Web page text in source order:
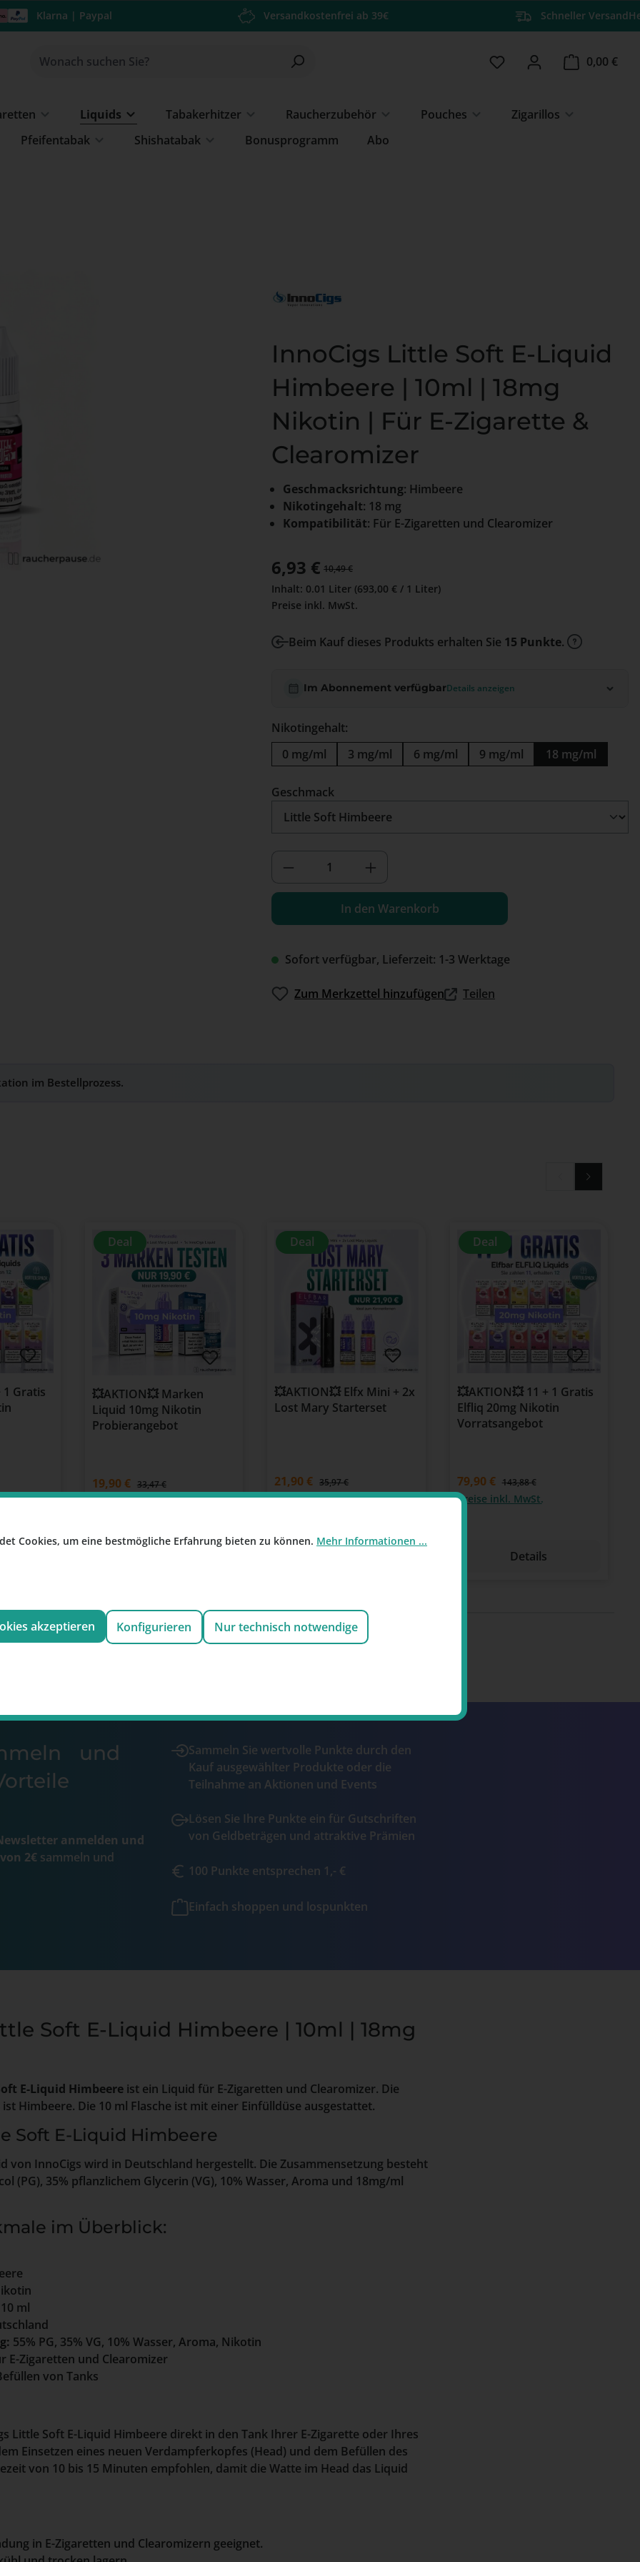
Klarna | Paypal Versandkostenfrei ab 39€ Schneller Versand
Du hast 0 Produkte auf
0,00 €
Liquids Tabakerhitzer Raucherzubehör Pouches
Zigarillos
Pfeifentabak Shishatabak Bonusprogramm Abo
InnoCigs Little Soft E-Liquid
Himbeere | 10ml | 18mg
Nikotin | Für E-Zigarette &
Clearomizer
Geschmacksrichtung: Himbeere
Nikotingehalt: 18 mg
Kompatibilität: Für E-Zigaretten und Clearomizer
Verkaufspreis:
6,93 € Regulärer Preis:
10,49 €
Inhalt: 0.01 Liter (693,00 € / 1 Liter)
Preise inkl. MwSt.
Beim Kauf dieses Produkts erhalten Sie 15 Punkte.
Im Abonnement verfügbarDetails anzeigen
Sofort verfügbar, Lieferzeit: 1-3 Werktage
Nikotingehalt:
0 mg/ml
3 mg/ml 6 mg/ml 9 mg/ml 18 mg/ml
Geschmack
Produkt Anzahl: Gib den gewünschten
In den Warenkorb
Zum Merkzettel hinzufügen Teilen
im Bestellprozess.
1 Gratis
Deal
💥AKTION💥 Marken
Liquid 10mg Nikotin
Probierangebot
19,90 € 33,47 €
Preise inkl. MwSt.
Deal
💥AKTION💥 Elfx Mini + 2x
Lost Mary Starterset
21,90 € 35,97 €
Preise inkl. MwSt.
Deal
💥AKTION💥 11 + 1 Gratis
Elfliq 20mg Nikotin
Vorratsangebot
79,90 € 143,88 €
Preise inkl. MwSt.
Details
und
anmelden und
2€ sammeln und
Sammeln Sie wertvolle Punkte durch den
Kauf ausgewählter Produkte oder die
Teilnahme an Aktionen und Events
Lösen Sie Ihre Punkte ein für Gutschriften
von Geldbeträgen und attraktive Prämien
100 Punkte entsprechen 1,- €
Einfach shoppen und lospunkten
Soft E-Liquid Himbeere | 10ml | 18mg
E-Liquid Himbeere ist ein Liquid für E-Zigaretten und Clearomizer. Die
Himbeere. Die 10 ml Flasche ist mit einer Einfülldüse ausgestattet.
Soft E-Liquid Himbeere
von InnoCigs wird in Deutschland hergestellt. Die Zusammensetzung besteht
(PG), 35% pflanzlichem Glycerin (VG), 10% Wasser, Aroma und 18mg/ml
im Überblick:
ml
55% PG, 35% VG, 10% Wasser, Aroma, Nikotin
E-Zigaretten und Clearomizer
von Tanks
Little Soft E-Liquid Himbeere direkt in den Tank Ihrer E-Zigarette oder Ihres
Einsetzen eines neuen Verdampferkopfes (Head) und dem Befüllen des
von 10 bis 15 Minuten empfohlen, damit die Watte im Head das Liquid
in E-Zigaretten und Clearomizern geeignet.
Cookies, um eine bestmögliche Erfahrung bieten zu können. Mehr Informationen ...
akzeptieren Konfigurieren Nur technisch notwendige